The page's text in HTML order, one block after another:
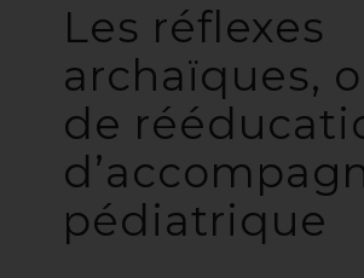
Les réflexes
archaïques,
de
pédiatrique